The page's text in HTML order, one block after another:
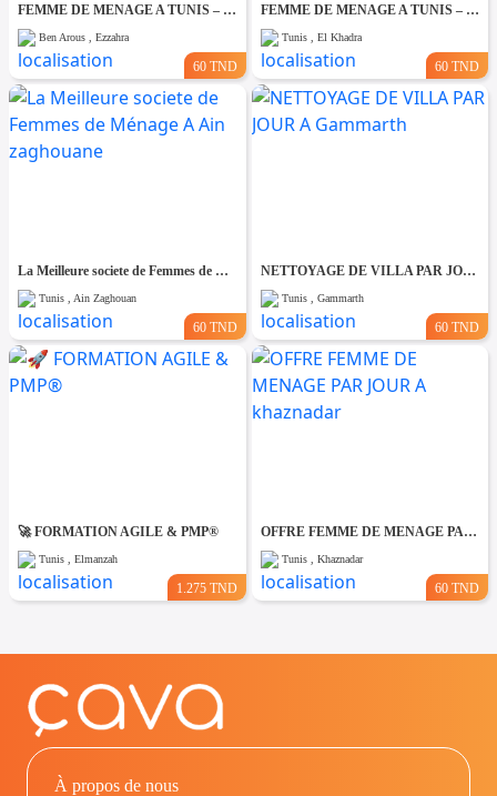
FEMME DE MENAGE A TUNIS – PAR JOUR A Ezzahra
Ben Arous , Ezzahra
60 TND
FEMME DE MENAGE A TUNIS – PAR JOUR A El khadhra
Tunis , El Khadra
60 TND
La Meilleure societe de Femmes de Ménage A Ain zaghouane
Tunis , Ain Zaghouan
60 TND
NETTOYAGE DE VILLA PAR JOUR A Gammarth
Tunis , Gammarth
60 TND
🚀 FORMATION AGILE & PMP®
Tunis , Elmanzah
1.275 TND
OFFRE FEMME DE MENAGE PAR JOUR A khaznadar
Tunis , Khaznadar
60 TND
À propos de nous